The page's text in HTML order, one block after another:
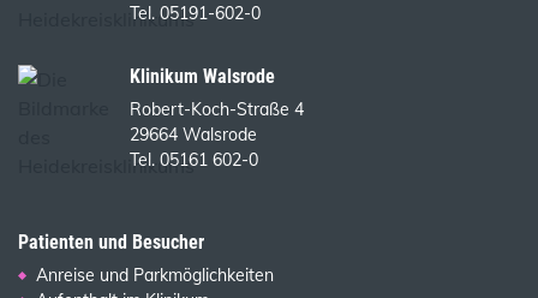
Tel. 05191-602-0
Klinikum Walsrode
Robert-Koch-Straße 4
29664 Walsrode
Tel. 05161 602-0
Patienten und Besucher
Anreise und Parkmöglichkeiten